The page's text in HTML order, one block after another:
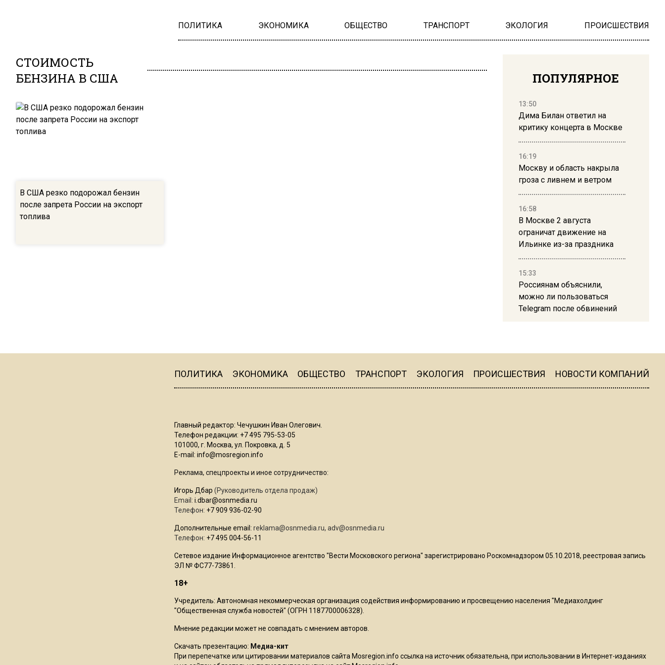
ПОЛИТИКА ЭКОНОМИКА ОБЩЕСТВО ТРАНСПОРТ ЭКОЛОГИЯ ПРОИСШЕСТВИЯ
СТОИМОСТЬ
БЕНЗИНА В США
В США резко подорожал бензин
после запрета России на экспорт
топлива
ПОПУЛЯРНОЕ
13:50
Дима Билан ответил на
критику концерта в Москве
16:19
Москву и область накрыла
гроза с ливнем и ветром
16:58
В Москве 2 августа
ограничат движение на
Ильинке из-за праздника
15:33
Россиянам объяснили,
можно ли пользоваться
Telegram после обвинений
литров дождя на
В Подмосковье прекратили
цехах
ПОЛИТИКА ЭКОНОМИКА ОБЩЕСТВО ТРАНСПОРТ ЭКОЛОГИЯ ПРОИСШЕСТВИЯ НОВОСТИ КОМПАНИЙ
Главный редактор: Чечушкин Иван Олегович.
Телефон редакции: +7 495 795-53-05
101000, г. Москва, ул. Покровка, д. 5
E-mail: info@mosregion.info
Реклама, спецпроекты и иное сотрудничество:
Игорь Дбар (Руководитель отдела продаж)
Email: i.dbar@osnmedia.ru
Телефон: +7 909 936-02-90
Дополнительные email: reklama@osnmedia.ru, adv@osnmedia.ru
Телефон: +7 495 004-56-11
Сетевое издание Информационное агентство "Вести Московского региона" зарегистрировано Роскомнадзором 05.10.2018, реестровая запись
ЭЛ № ФС77-73861.
18+
Учредитель: Автономная некоммерческая организация содействия информированию и просвещению населения "Медиахолдинг
"Общественная служба новостей" (ОГРН 1187700006328).
Мнение редакции может не совпадать с мнением авторов.
Скачать презентацию: Медиа-кит
При перепечатке или цитировании материалов сайта Mosregion.info ссылка на источник обязательна, при использовании в Интернет-изданиях